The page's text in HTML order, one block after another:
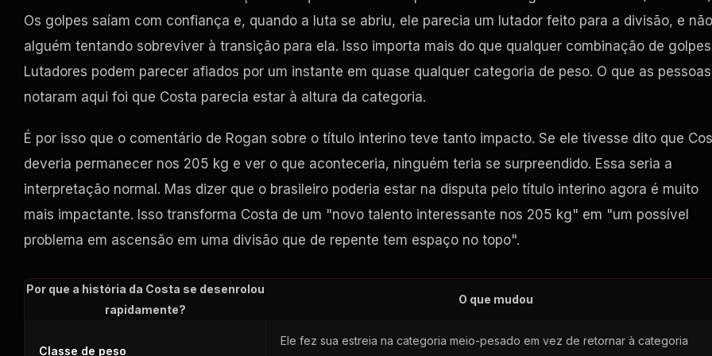
Os golpes saíam com confiança e, quando a luta se abriu, ele parecia um lutador feito para a divisão, e não
alguém tentando sobreviver à transição para ela. Isso importa mais do que qualquer combinação de
Lutadores podem parecer afiados por um instante em quase qualquer categoria de peso. O que as pessoas
notaram aqui foi que Costa parecia estar à altura da categoria.
É por isso que o comentário de Rogan sobre o título interino teve tanto impacto. Se ele tivesse dito que
deveria permanecer nos 205 kg e ver o que aconteceria, ninguém teria se surpreendido. Essa seria a
interpretação normal. Mas dizer que o brasileiro poderia estar na disputa pelo título interino agora é muito
mais impactante. Isso transforma Costa de um "novo talento interessante nos 205 kg" em "um possível
problema em ascensão em uma divisão que de repente tem espaço no topo".
Por que a história da Costa se desenrolou
rapidamente?
O que mudou
Classe de peso
Ele fez sua estreia na categoria meio-pesado em vez de retornar à categoria